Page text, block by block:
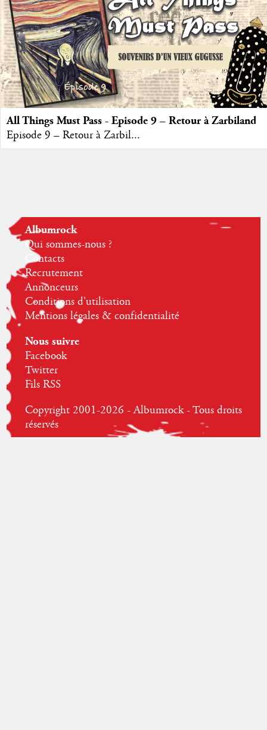
All Things Must Pass - Episode 9 – Retour à Zarbiland
Episode 9 – Retour à Zarbil...
Albumrock
Qui sommes-nous ?
Contacts
Recrutement
Annonceurs
Conditions d'utilisation
Mentions légales & confidentialité
Nous suivre
Facebook
Twitter
Fils RSS
Copyright 2001-2026 - Albumrock - Tous droits
réservés